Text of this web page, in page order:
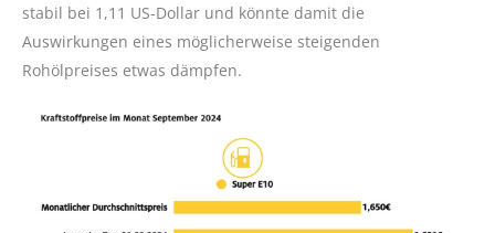
stabil bei 1,11 US-Dollar und könnte damit die
Auswirkungen eines möglicherweise steigenden
Rohölpreises etwas dämpfen.